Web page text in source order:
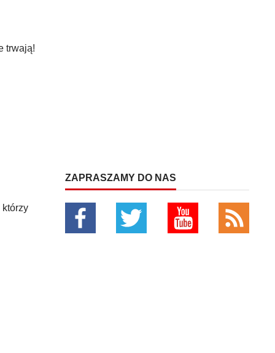
trwają!
którzy
ZAPRASZAMY DO NAS